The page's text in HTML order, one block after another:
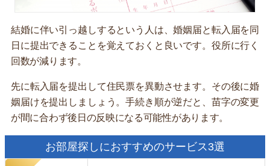
結婚に伴い引っ越しするという人は、婚姻届と転入届を同
日に提出できることを覚えておくと良いです。役所に行く
回数が減ります。
先に転入届を提出して住民票を異動させます。その後に婚
姻届けを提出しましょう。手続き順が逆だと、苗字の変更
が間に合わず後日の反映になる可能性があります。
お部屋探しにおすすめのサービス3選